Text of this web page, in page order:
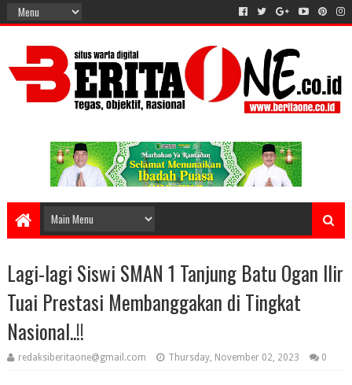
Lagi-lagi Siswi SMAN 1 Tanjung Batu Ogan Ilir
Tuai Prestasi Membanggakan di Tingkat
Nasional..!!
redaksiberitaone@gmail.com Thursday, November 02, 2023 0